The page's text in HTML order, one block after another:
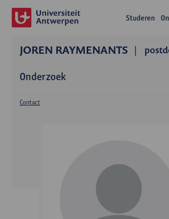
Studeren
JOREN RAYMENANTS
Onderzoek
Contact